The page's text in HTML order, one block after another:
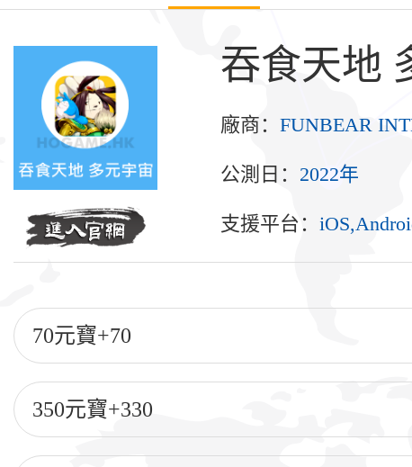
吞食天地
廠商： FUNBEAR
公測日： 2022年
支援平台：
70元寶+70
350元寶+330